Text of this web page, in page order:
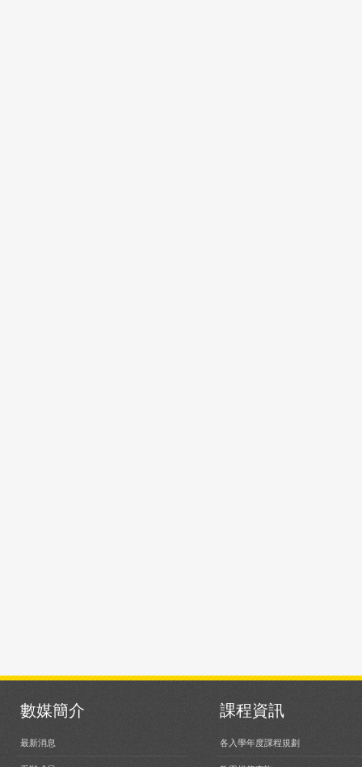
數媒簡介
最新消息
課程資訊
各入學年度課程規劃